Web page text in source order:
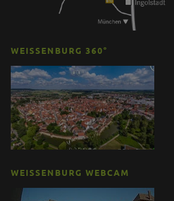
WEISSENBURG 360°
WEISSENBURG WEBCAM